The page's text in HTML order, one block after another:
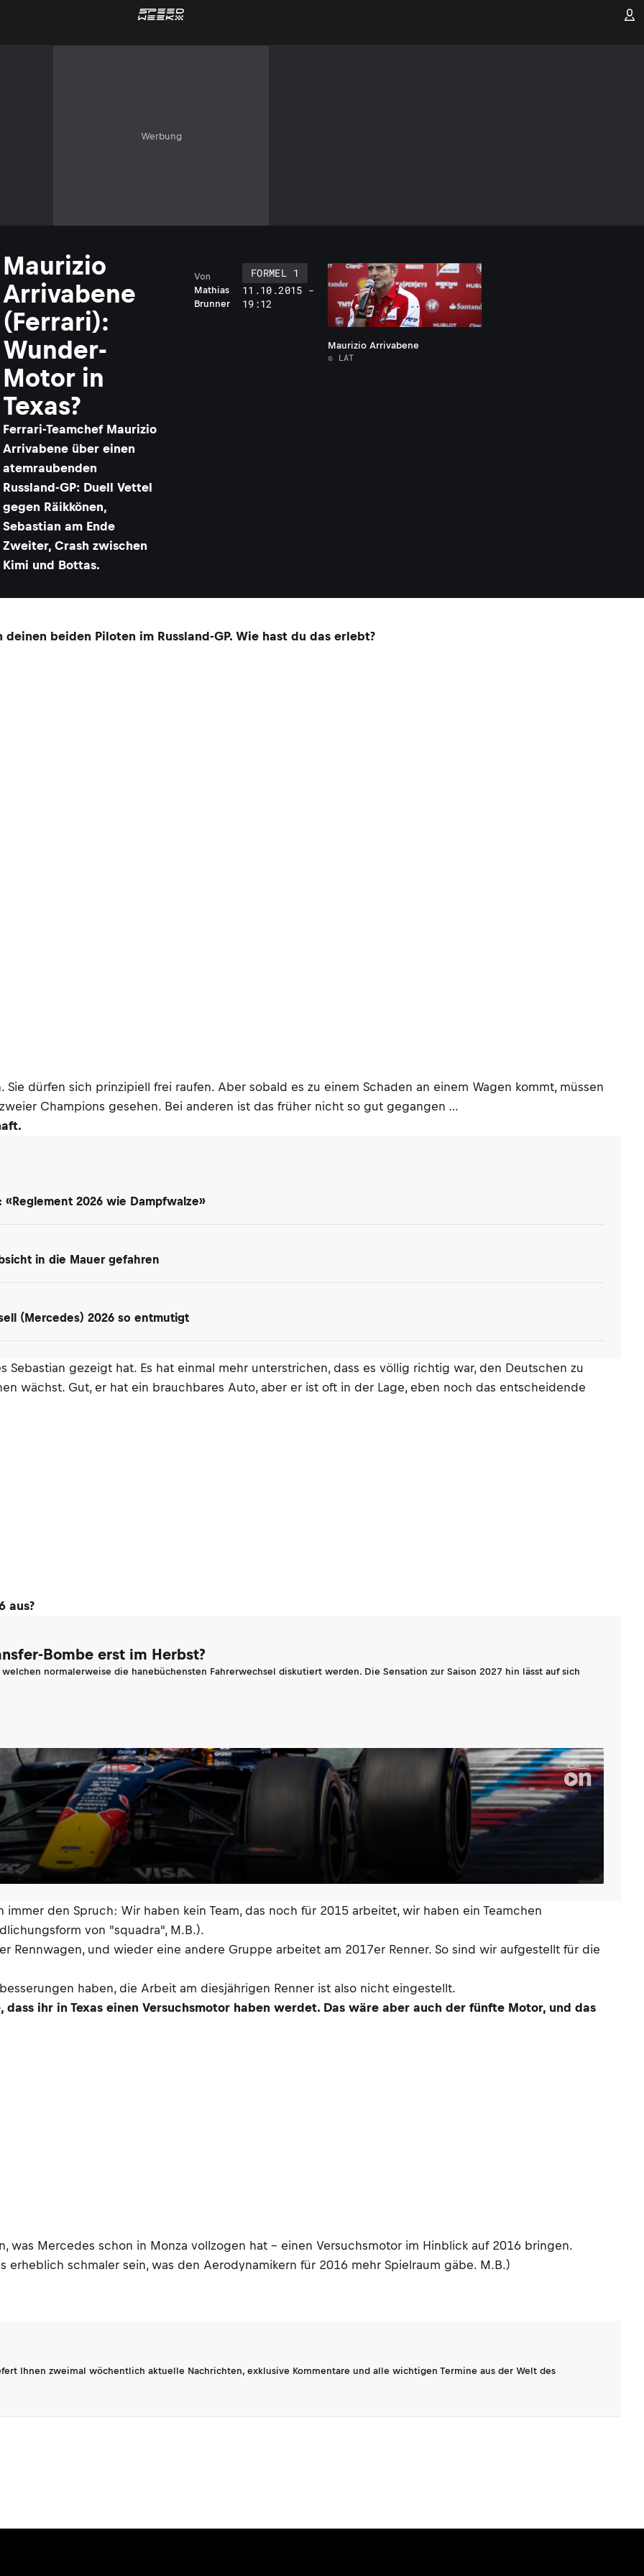
Werbung
Maurizio
Arrivabene
(Ferrari):
Wunder-
Motor in
Texas?
​Ferrari-Teamchef Maurizio
Arrivabene über einen
atemraubenden
Russland-GP: Duell Vettel
gegen Räikkönen,
Sebastian am Ende
Zweiter, Crash zwischen
Kimi und Bottas.
Mathias
Brunner
Von
FORMEL 1
11.10.2015 -
19:12
Maurizio Arrivabene
© LAT
beiden Piloten im Russland-GP. Wie hast du das erlebt?
dürfen sich prinzipiell frei raufen. Aber sobald es zu einem Schaden an einem Wagen kommt, müssen
Champions gesehen. Bei anderen ist das früher nicht so gut gegangen …
2026 wie Dampfwalze»
in die Mauer gefahren
(Mercedes) 2026 so entmutigt
gezeigt hat. Es hat einmal mehr unterstrichen, dass es völlig richtig war, den Deutschen zu
wächst. Gut, er hat ein brauchbares Auto, aber er ist oft in der Lage, eben noch das entscheidende
aus?
Bombe erst im Herbst?
normalerweise die hanebüchensten Fahrerwechsel diskutiert werden. Die Sensation zur Saison 2027 hin lässt auf sich
den Spruch: Wir haben kein Team, das noch für 2015 arbeitet, wir haben ein Teamchen
von "squadra", M.B.).
Rennwagen, und wieder eine andere Gruppe arbeitet am 2017er Renner. So sind wir aufgestellt für die
haben, die Arbeit am diesjährigen Renner ist also nicht eingestellt.
dass ihr in Texas einen Versuchsmotor haben werdet. Das wäre aber auch der fünfte Motor, und das
was Mercedes schon in Monza vollzogen hat – einen Versuchsmotor im Hinblick auf 2016 bringen.
erheblich schmaler sein, was den Aerodynamikern für 2016 mehr Spielraum gäbe. M.B.)
Ihnen zweimal wöchentlich aktuelle Nachrichten, exklusive Kommentare und alle wichtigen Termine aus der Welt des